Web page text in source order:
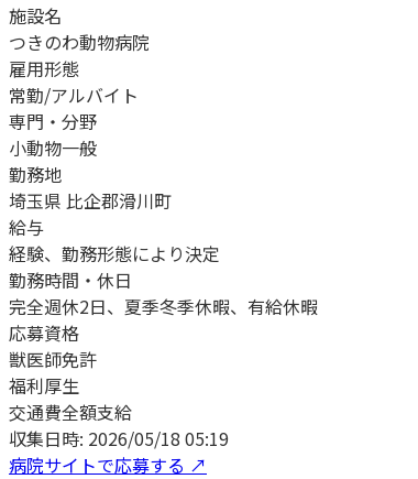
施設名
つきのわ動物病院
雇用形態
常勤/アルバイト
専門・分野
小動物一般
勤務地
埼玉県 比企郡滑川町
給与
経験、勤務形態により決定
勤務時間・休日
完全週休2日、夏季冬季休暇、有給休暇
応募資格
獣医師免許
福利厚生
交通費全額支給
収集日時: 2026/05/18 05:19
病院サイトで応募する ↗